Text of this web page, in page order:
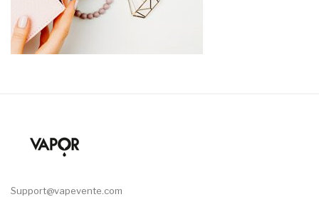
Support@vapevente.com